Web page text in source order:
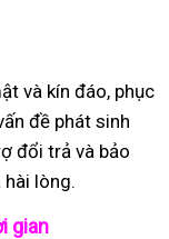
và kín đáo, phục
đề phát sinh
đổi trả và bảo
lòng.
gian